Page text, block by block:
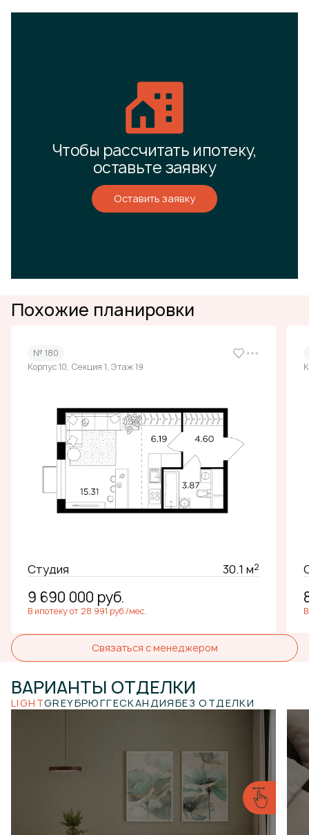
Чтобы рассчитать ипотеку,
оставьте заявку
Оставить заявку
Похожие планировки
№ 180
Корпус 10, Секция 1, Этаж 19
Студия 30.1 м2
9 690 000 руб.
В ипотеку от 28 991 руб./мес.
Связаться с менеджером
ВАРИАНТЫ ОТДЕЛКИ
LIGHTGREYБРЮГГЕСКАНДИЯБЕЗ ОТДЕЛКИ